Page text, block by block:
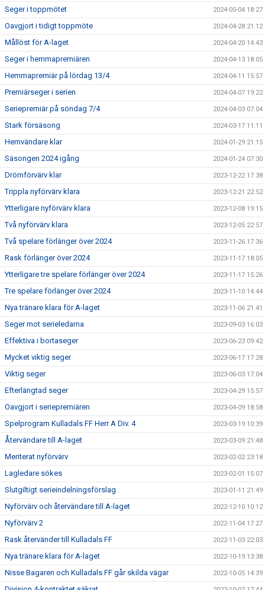
Seger i toppmötet 2024-05-04 18:27
Oavgjort i tidigt toppmöte 2024-04-28 21:12
Mållöst för A-laget 2024-04-20 14:43
Seger i hemmapremiären 2024-04-13 18:05
Hemmapremiär på lördag 13/4 2024-04-11 15:57
Premiärseger i serien 2024-04-07 19:22
Seriepremiär på söndag 7/4 2024-04-03 07:04
Stark försäsong 2024-03-17 11:11
Hemvändare klar 2024-01-29 21:15
Säsongen 2024 igång 2024-01-24 07:30
Drömförvärv klar 2023-12-22 17:38
Trippla nyförvärv klara 2023-12-21 22:52
Ytterligare nyförvärv klara 2023-12-08 19:15
Två nyförvärv klara 2023-12-05 22:57
Två spelare förlänger över 2024 2023-11-26 17:36
Rask förlänger över 2024 2023-11-17 18:05
Ytterligare tre spelare förlänger över 2024 2023-11-17 15:26
Tre spelare förlänger över 2024 2023-11-10 14:44
Nya tränare klara för A-laget 2023-11-06 21:41
Seger mot serieledarna 2023-09-03 16:03
Effektiva i bortaseger 2023-06-23 09:42
Mycket viktig seger 2023-06-17 17:28
Viktig seger 2023-06-03 17:04
Efterlängtad seger 2023-04-29 15:57
Oavgjort i seriepremiären 2023-04-09 18:58
Spelprogram Kulladals FF Herr A Div. 4 2023-03-19 10:39
Återvändare till A-laget 2023-03-09 21:48
Meriterat nyförvärv 2023-02-02 23:18
Lagledare sökes 2023-02-01 15:07
Slutgiltigt serieindelningsförslag 2023-01-11 21:49
Nyförvärv och återvändare till A-laget 2022-12-10 10:12
Nyförvärv 2 2022-11-04 17:27
Rask återvänder till Kulladals FF 2022-11-03 22:03
Nya tränare klara för A-laget 2022-10-19 13:38
Nisse Bagaren och Kulladals FF går skilda vägar 2022-10-05 14:39